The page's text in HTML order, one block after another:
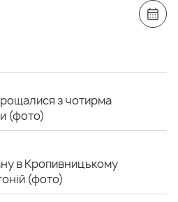
з чотирма
(фото)
в Кропивницькому
(фото)